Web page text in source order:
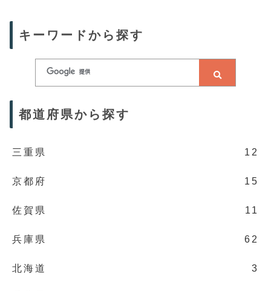
キーワードから探す
都道府県から探す
三重県 12
京都府 15
佐賀県 11
兵庫県 62
北海道 3